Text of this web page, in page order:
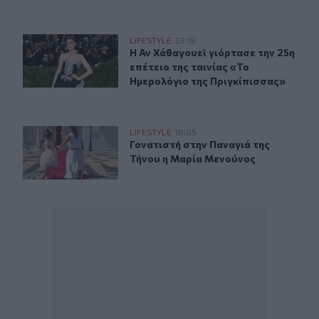
Η Αν Χάθαγουεϊ γιόρτασε την 25η επέτειο της ταινίας
LIFESTYLE 23:19
Η Αν Χάθαγουεϊ γιόρτασε την 25η
Η Αν Χάθαγουεϊ γιόρτασε την 25η
επέτειο της ταινίας «Το
Ημερολόγιο της Πριγκίπισσας»
Γονατιστή στην Παναγιά της Τήνου η Μαρία Μενούνος
LIFESTYLE 18:05
Γονατιστή στην Παναγιά της
Γονατιστή στην Παναγιά της
Τήνου η Μαρία Μενούνος